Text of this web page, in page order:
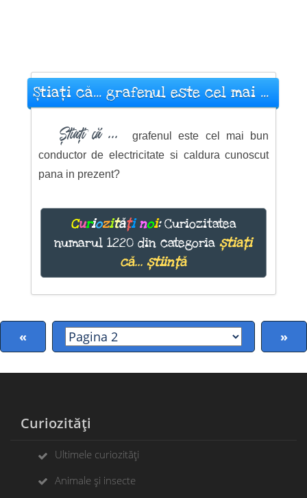
Știați că... grafenul este cel mai ...
Știați că ...
grafenul este cel mai bun
conductor de electricitate si caldura cunoscut
pana in prezent?
Curiozități noi:Curiozitatea
numarul 1220 din categoriaștiați
că... știință
« »
Curiozități
Ultimele curiozități
Animale și insecte